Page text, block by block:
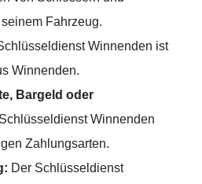
Fahrzeug.
Winnenden ist
Winnenden.
Bargeld oder
Winnenden
Zahlungsarten.
Der Schlüsseldienst